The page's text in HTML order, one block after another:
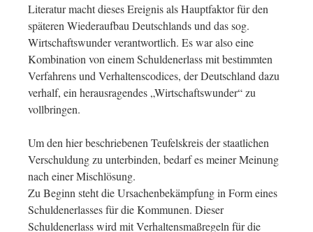
Literatur macht dieses Ereignis als Hauptfaktor für den
späteren Wiederaufbau Deutschlands und das sog.
Wirtschaftswunder verantwortlich. Es war also eine
Kombination von einem Schuldenerlass mit bestimmten
Verfahrens und Verhaltenscodices, der Deutschland dazu
verhalf, ein herausragendes „Wirtschaftswunder“ zu
vollbringen.
Um den hier beschriebenen Teufelskreis der staatlichen
Verschuldung zu unterbinden, bedarf es meiner Meinung
nach einer Mischlösung.
Zu Beginn steht die Ursachenbekämpfung in Form eines
Schuldenerlasses für die Kommunen. Dieser
Schuldenerlass wird mit Verhaltensmaßregeln für die